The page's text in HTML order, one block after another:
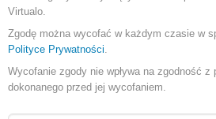
Zapowiedź narodzin Jana „Chrzciciela”
Zapowiedź narodzin Jezusa
Maria odwiedza Elżbietę
Virtualo.
Zgodę można wycofać w każdym czasie w
Polityce Prywatności.
Wycofanie zgody nie wpływa na zgodność z
dokonanego przed jej wycofaniem.